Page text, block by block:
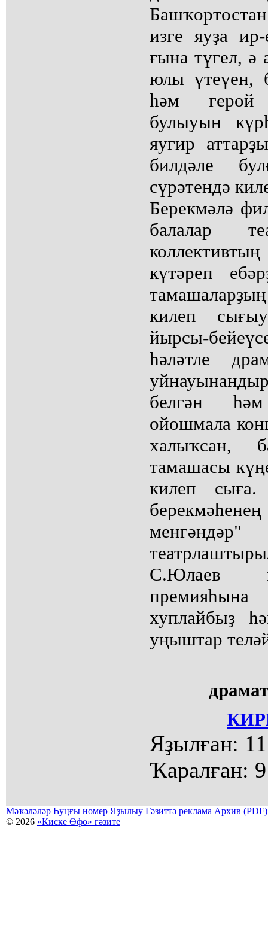
изге яуҙа
ғына түгел, ә
юлы үтеүен,
һәм герой
булыуын
яугир
билдәле
сүрәтендә
Берекмәлә
балалар
күтәреп
килеп
йырсы-
һәләтле
белгән
ойошмала
халыҡсан,
тамашасы
килеп сыға.
С.Юлаев
хуплайбыҙ
уңыштар
Яҙылған:
Ҡаралған:
Мәҡәләләр Һуңғы номер Яҙылыу Гәзиттә реклама Архив (PDF)
© 2026 «Киске Өфө» гәзите